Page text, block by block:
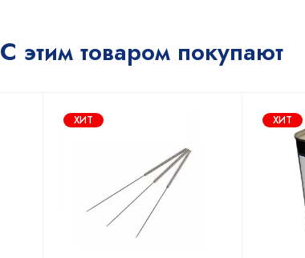
С этим товаром покупают
ХИТ ХИТ